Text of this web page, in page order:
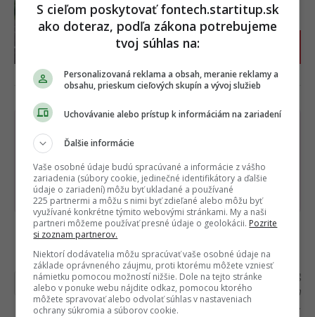
odporúčaní
Pridať ako preferovaný zdroj
Fontech, odkaz sa otvorí v
Čítajte viac z kategórie: Tech
Ďakujeme, že čítaš Fontech. V prípade, že máš
postreh alebo si našiel v článku chybu, napíš nám
na redakcia@fontech.sk .
S cieľom poskytovať fontech.startitup.sk
ako doteraz, podľa zákona potrebujeme
tvoj súhlas na:
Personalizovaná reklama a obsah, meranie reklamy a
obsahu, prieskum cieľových skupín a vývoj služieb
Uchovávanie alebo prístup k informáciám na zariadení
Ďalšie informácie
Vaše osobné údaje budú spracúvané a informácie z vášho
zariadenia (súbory cookie, jedinečné identifikátory a ďalšie
údaje o zariadení) môžu byť ukladané a používané
225 partnermi a môžu s nimi byť zdieľané alebo môžu byť
využívané konkrétne týmito webovými stránkami. My a naši
partneri môžeme používať presné údaje o geolokácii. Pozrite
si zoznam partnerov.
Niektorí dodávatelia môžu spracúvať vaše osobné údaje na
základe oprávneného záujmu, proti ktorému môžete vzniesť
námietku pomocou možností nižšie. Dole na tejto stránke
alebo v ponuke webu nájdite odkaz, pomocou ktorého
môžete spravovať alebo odvolať súhlas v nastaveniach
ochrany súkromia a súborov cookie.